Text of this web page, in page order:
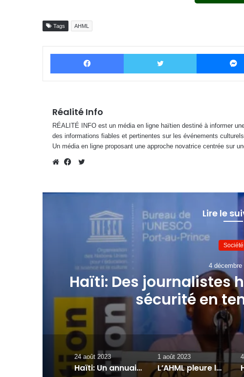
Tags AHML
Facebook Twitter
Réalité Info
RÉALITÉ INFO est un média en ligne haïtien destiné à informer
des informations fiables et pertinentes sur les événements
Un média en ligne proposant une approche novatrice centrée sur
Lire le
Société
4 décembre
Haïti: Des journalistes
sécurité en
24 août 2023
Haïti: Un annuaire numérique pour les nouveaux médias en ligne dans 3 départements d’Haïti
1 août 2023
L’AHML pleure le départ de l’icône de la presse haïtienne, la journaliste Liliane Pierre-Paul